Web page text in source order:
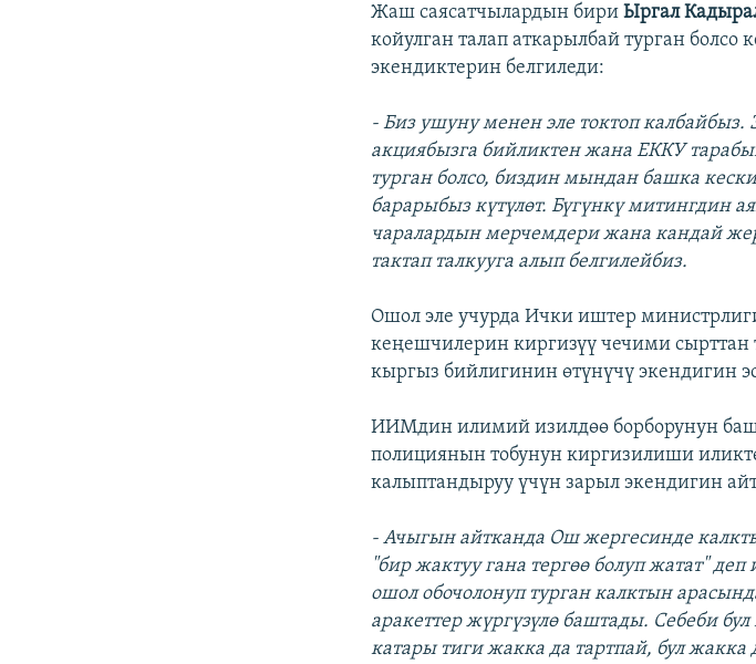
Жаш саясатчылардын бириЫргал
койулган талап аткарылбай турган болсо
экендиктерин белгиледи:
- Биз ушуну менен эле токтоп калбайбыз.
акциябызга бийликтен жана ЕККУ
турган болсо, биздин мындан башка
барарыбыз күтүлөт. Бүгүнкү митингдин
чаралардын мерчемдери жана кандай
тактап талкууга алып белгилейбиз.
Ошол эле учурда Ички иштер
кеңешчилерин киргизүү чечими сырттан
кыргыз бийлигинин өтүнүчү экендигин
ИИМдин илимий изилдөө борборунун
полициянын тобунун киргизилиши
калыптандыруу үчүн зарыл экендигин
- Ачыгын айтканда Ош жергесинде
"бир жактуу гана тергөө болуп жатат"
ошол обочолонуп турган калктын
аракеттер жүргүзүлө баштады. Себеби
катары тиги жакка да тартпай, бул